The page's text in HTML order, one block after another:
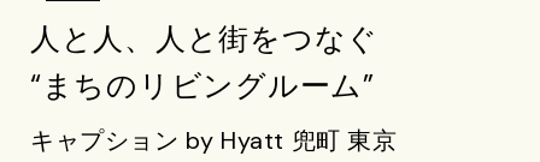
人と人、人と街をつなぐ
“まちのリビングルーム”
キャプション by Hyatt 兜町 東京